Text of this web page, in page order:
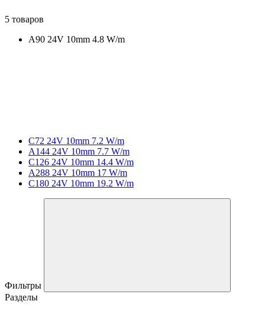
5 товаров
A90 24V 10mm 4.8 W/m
C72 24V 10mm 7.2 W/m
A144 24V 10mm 7.7 W/m
C126 24V 10mm 14.4 W/m
A288 24V 10mm 17 W/m
C180 24V 10mm 19.2 W/m
Фильтры
Разделы